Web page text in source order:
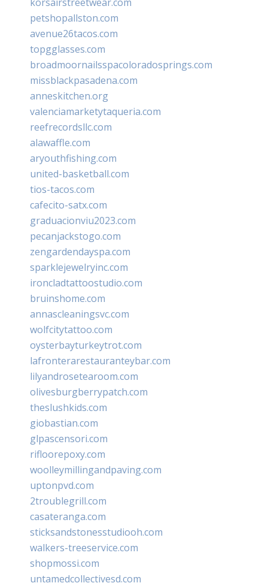
petshopallston.com
avenue26tacos.com
topgglasses.com
broadmoornailsspacoloradosprings.com
missblackpasadena.com
anneskitchen.org
valenciamarketytaqueria.com
reefrecordsllc.com
alawaffle.com
aryouthfishing.com
united-basketball.com
tios-tacos.com
cafecito-satx.com
graduacionviu2023.com
pecanjackstogo.com
zengardendayspa.com
sparklejewelryinc.com
ironcladtattoostudio.com
bruinshome.com
annascleaningsvc.com
wolfcitytattoo.com
oysterbayturkeytrot.com
lafronterarestauranteybar.com
lilyandrosetearoom.com
olivesburgberrypatch.com
theslushkids.com
giobastian.com
glpascensori.com
rifloorepoxy.com
woolleymillingandpaving.com
uptonpvd.com
2troublegrill.com
casateranga.com
sticksandstonesstudiooh.com
walkers-treeservice.com
shopmossi.com
untamedcollectivesd.com